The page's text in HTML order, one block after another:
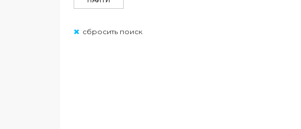
сбросить поиск